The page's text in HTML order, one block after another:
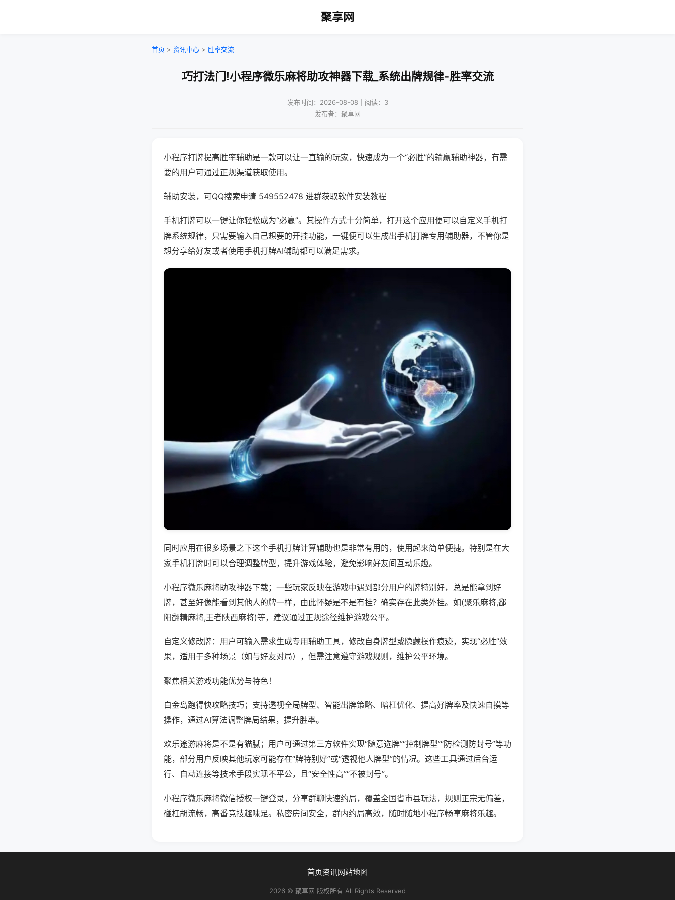
聚享网
首页 > 资讯中心 > 胜率交流
巧打法门!小程序微乐麻将助攻神器下载_系统出牌规律-胜率交流
发布时间：2026-08-08｜阅读：3
发布者：聚享网
小程序打牌提高胜率辅助是一款可以让一直输的玩家，快速成为一个“必胜”的输赢辅助神器，有需
要的用户可通过正规渠道获取使用。
辅助安装，可QQ搜索申请 549552478 进群获取软件安装教程
手机打牌可以一键让你轻松成为“必赢”。其操作方式十分简单，打开这个应用便可以自定义手机打
牌系统规律，只需要输入自己想要的开挂功能，一键便可以生成出手机打牌专用辅助器，不管你是
想分享给好友或者使用手机打牌AI辅助都可以满足需求。
同时应用在很多场景之下这个手机打牌计算辅助也是非常有用的，使用起来简单便捷。特别是在大
家手机打牌时可以合理调整牌型，提升游戏体验，避免影响好友间互动乐趣。
小程序微乐麻将助攻神器下载；一些玩家反映在游戏中遇到部分用户的牌特别好，总是能拿到好
牌，甚至好像能看到其他人的牌一样，由此怀疑是不是有挂？确实存在此类外挂。如(聚乐麻将,鄱
阳翻精麻将,王者陕西麻将)等，建议通过正规途径维护游戏公平。
自定义修改牌：用户可输入需求生成专用辅助工具，修改自身牌型或隐藏操作痕迹，实现“必胜”效
果，适用于多种场景（如与好友对局），但需注意遵守游戏规则，维护公平环境。
聚焦相关游戏功能优势与特色！
白金岛跑得快攻略技巧；支持透视全局牌型、智能出牌策略、暗杠优化、提高好牌率及快速自摸等
操作，通过AI算法调整牌局结果，提升胜率。
欢乐途游麻将是不是有猫腻；用户可通过第三方软件实现“随意选牌”“控制牌型”“防检测防封号”等功
能，部分用户反映其他玩家可能存在“牌特别好”或“透视他人牌型”的情况。这些工具通过后台运
行、自动连接等技术手段实现不平公，且“安全性高”“不被封号”。
小程序微乐麻将微信授权一键登录，分享群聊快速约局，覆盖全国省市县玩法，规则正宗无偏差，
碰杠胡流畅，高番竞技趣味足。私密房间安全，群内约局高效，随时随地小程序畅享麻将乐趣。
首页资讯网站地图
2026 © 聚享网 版权所有 All Rights Reserved